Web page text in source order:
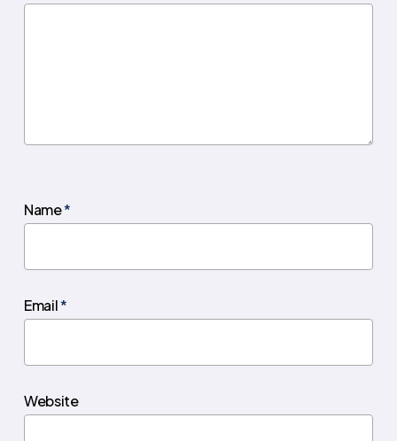
Name*
Email*
Website